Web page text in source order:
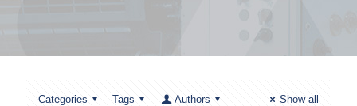
Categories Tags Authors Show all